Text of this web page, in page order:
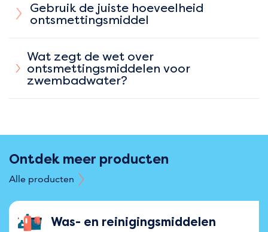
Gebruik de juiste hoeveelheid
ontsmettingsmiddel
Wat zegt de wet over
ontsmettingsmiddelen voor
zwembadwater?
Ontdek meer producten
Alle producten
Was- en reinigings­middelen